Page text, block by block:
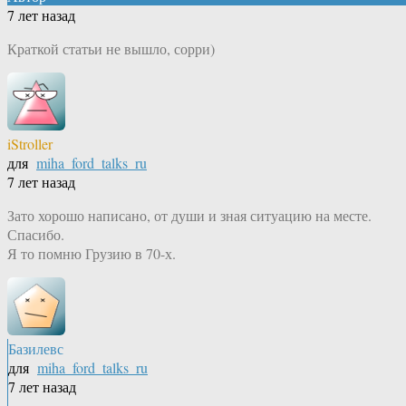
7 лет назад
Краткой статьи не вышло, сорри)
iStroller
для miha_ford_talks_ru
7 лет назад
Зато хорошо написано, от души и зная ситуацию на месте.
Спасибо.
Я то помню Грузию в 70-х.
Базилевс
для miha_ford_talks_ru
7 лет назад